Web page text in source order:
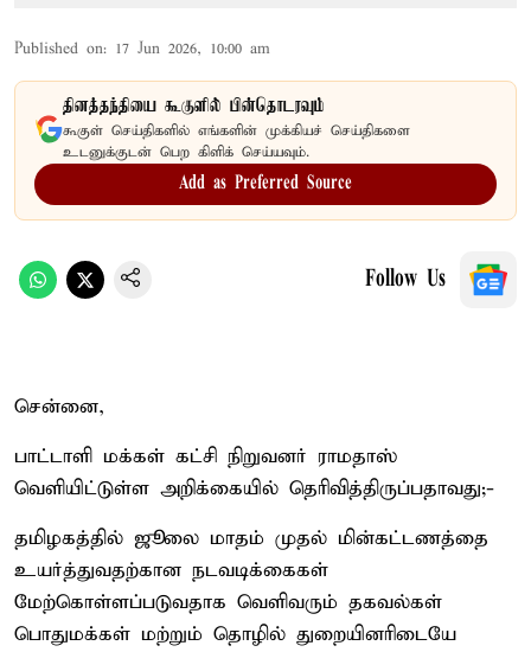
Published on: 17 Jun 2026, 10:00 am
தினத்தந்தியை கூகுளில் பின்தொடரவும்
கூகுள் செய்திகளில் எங்களின் முக்கியச் செய்திகளை
உடனுக்குடன் பெற கிளிக் செய்யவும்.
Add as Preferred Source
Follow Us
சென்னை,
பாட்டாளி மக்கள் கட்சி நிறுவனர் ராமதாஸ்
வெளியிட்டுள்ள அறிக்கையில் தெரிவித்திருப்பதாவது;-
தமிழகத்தில் ஜூலை மாதம் முதல் மின்கட்டணத்தை
உயர்த்துவதற்கான நடவடிக்கைகள்
மேற்கொள்ளப்படுவதாக வெளிவரும் தகவல்கள்
பொதுமக்கள் மற்றும் தொழில் துறையினரிடையே